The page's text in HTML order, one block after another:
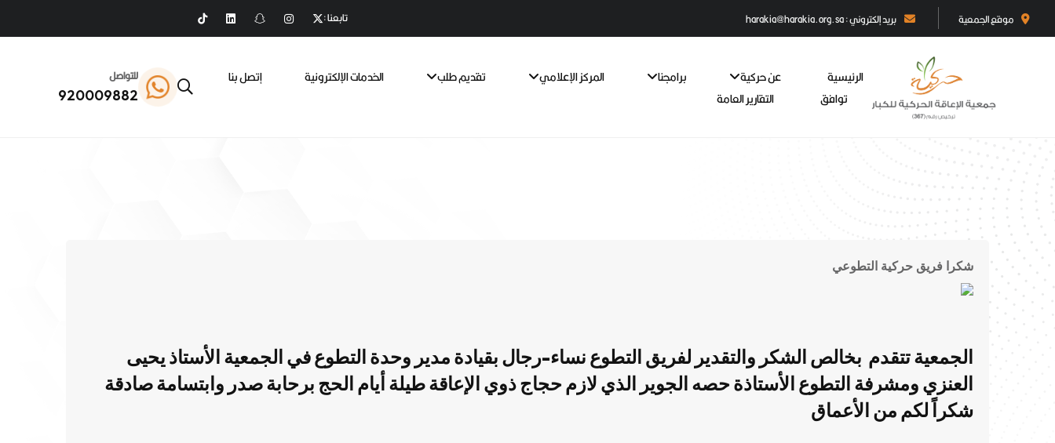
موقع الجمعية بريد إلكتروني : harakia@harakia.org.sa تابعنا :
الرئيسية عن حركية برامجنا المركز الإعلامي تقديم طلب الخدمات الإلكترونية
إتصل بنا
توافق
التقارير العامة
للتواصل
920009882
شكرا فريق حركية التطوعي
الجمعية تتقدم بخالص الشكر والتقدير لفريق التطوع نساء-رجال بقيادة مدير وحدة التطوع في الجمعية الأستاذ يحيى
العنزي ومشرفة التطوع الأستاذة حصه الجوير الذي لازم حجاج ذوي الإعاقة طيلة أيام الحج برحابة صدر وابتسامة صادقة
شكراً لكم من الأعماق